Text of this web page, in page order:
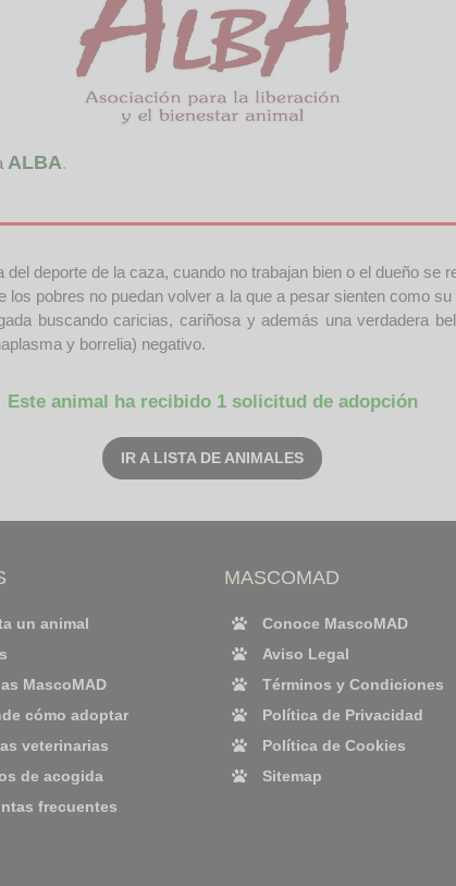
ALBA.
deporte de la caza, cuando no trabajan bien o el dueño
los pobres no puedan volver a la que a pesar sienten como
buscando caricias, cariñosa y además una verdadera
y borrelia) negativo.
Este animal ha recibido 1 solicitud de adopción
IR A LISTA DE ANIMALES
un animal
MascoMAD
cómo adoptar
veterinarias
de acogida
frecuentes
MASCOMAD
Conoce MascoMAD
Aviso Legal
Términos y Condiciones
Política de Privacidad
Política de Cookies
Sitemap